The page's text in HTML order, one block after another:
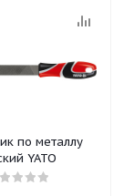
по металлу
YATO